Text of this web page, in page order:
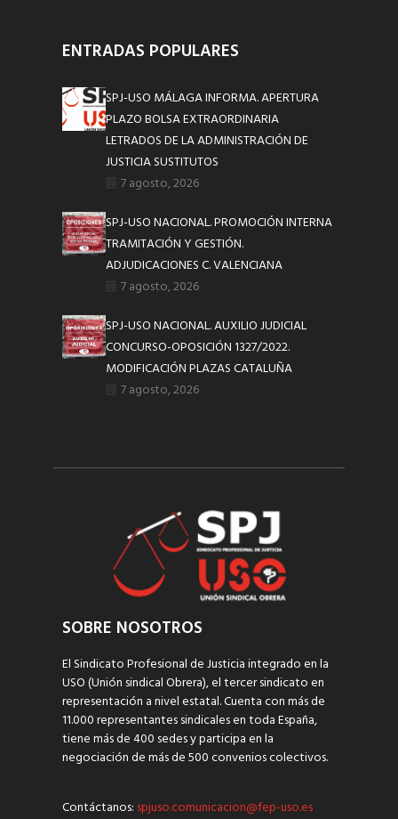
ENTRADAS POPULARES
SPJ-USO MÁLAGA INFORMA. APERTURA
PLAZO BOLSA EXTRAORDINARIA
LETRADOS DE LA ADMINISTRACIÓN DE
JUSTICIA SUSTITUTOS
7 agosto, 2026
SPJ-USO NACIONAL. PROMOCIÓN INTERNA
TRAMITACIÓN Y GESTIÓN.
ADJUDICACIONES C. VALENCIANA
7 agosto, 2026
SPJ-USO NACIONAL. AUXILIO JUDICIAL
CONCURSO-OPOSICIÓN 1327/2022.
MODIFICACIÓN PLAZAS CATALUÑA
7 agosto, 2026
SOBRE NOSOTROS
El Sindicato Profesional de Justicia integrado en la
USO (Unión sindical Obrera), el tercer sindicato en
representación a nivel estatal. Cuenta con más de
11.000 representantes sindicales en toda España,
tiene más de 400 sedes y participa en la
negociación de más de 500 convenios colectivos.
Contáctanos: spjuso.comunicacion@fep-uso.es